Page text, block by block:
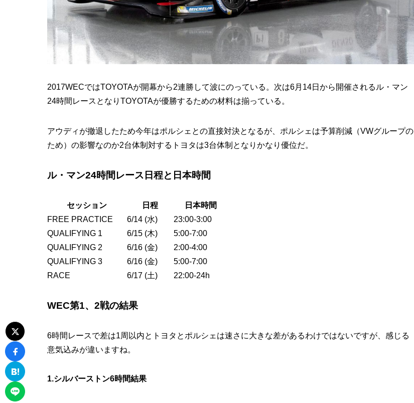
2017WECではTOYOTAが開幕から2連勝して波にのっている。次は6月14日から開催されるル・マン
24時間レースとなりTOYOTAが優勝するための材料は揃っている。
アウディが撤退したため今年はポルシェとの直接対決となるが、ポルシェは予算削減（VWグループの
ため）の影響なのか2台体制対するトヨタは3台体制となりかなり優位だ。
ル・マン24時間レース日程と日本時間
セッション 日程
日本時間
FREE PRACTICE
6/14 (水)
23:00-3:00
QUALIFYING 1
6/15 (木)
5:00-7:00
QUALIFYING 2
6/16 (金)
2:00-4:00
QUALIFYING 3
6/16 (金)
5:00-7:00
RACE
6/17 (土) 22:00-24h
WEC第1、2戦の結果
6時間レースで差は1周以内とトヨタとポルシェは速さに大きな差があるわけではないですが、感じる
意気込みが違いますね。
1.シルバーストン6時間結果